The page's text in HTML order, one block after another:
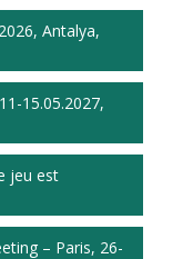
Antalya,
15.05.2027,
jeu est
– Paris, 26-